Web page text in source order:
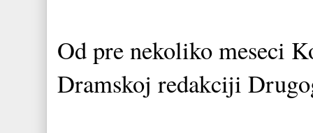
Od pre nekoliko meseci
Dramskoj redakciji